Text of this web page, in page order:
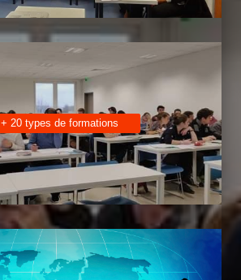
+ 20 types de formations